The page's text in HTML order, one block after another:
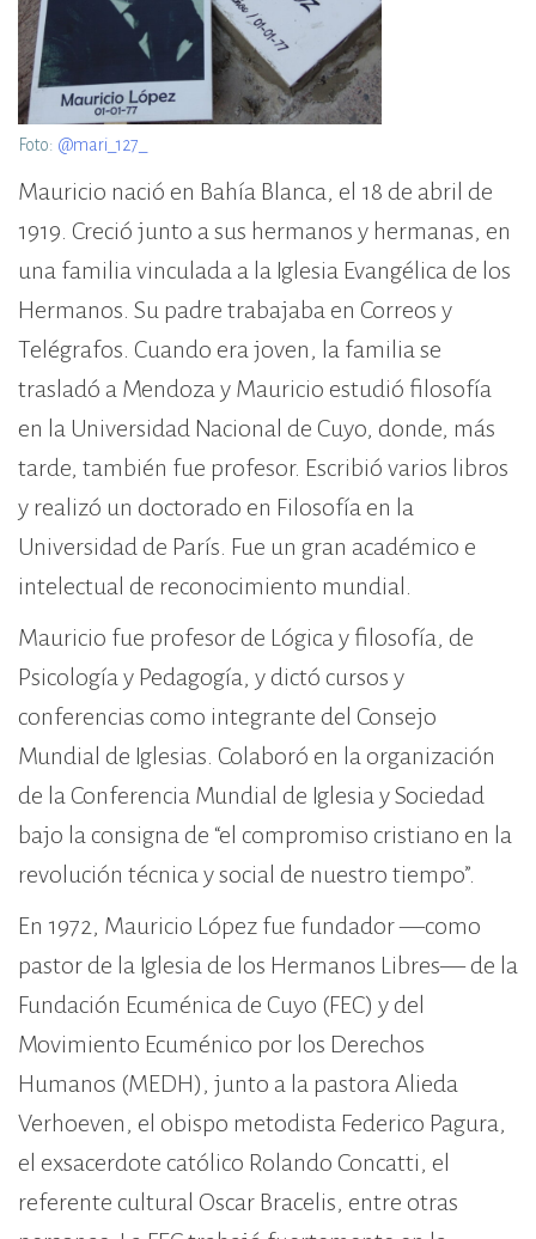
Foto: @mari_127_
Mauricio nació en Bahía Blanca, el 18 de abril de
1919. Creció junto a sus hermanos y hermanas, en
una familia vinculada a la Iglesia Evangélica de los
Hermanos. Su padre trabajaba en Correos y
Telégrafos. Cuando era joven, la familia se
trasladó a Mendoza y Mauricio estudió filosofía
en la Universidad Nacional de Cuyo, donde, más
tarde, también fue profesor. Escribió varios libros
y realizó un doctorado en Filosofía en la
Universidad de París. Fue un gran académico e
intelectual de reconocimiento mundial.
Mauricio fue profesor de Lógica y filosofía, de
Psicología y Pedagogía, y dictó cursos y
conferencias como integrante del Consejo
Mundial de Iglesias. Colaboró en la organización
de la Conferencia Mundial de Iglesia y Sociedad
bajo la consigna de “el compromiso cristiano en la
revolución técnica y social de nuestro tiempo”.
En 1972, Mauricio López fue fundador —como
pastor de la Iglesia de los Hermanos Libres— de la
Fundación Ecuménica de Cuyo (FEC) y del
Movimiento Ecuménico por los Derechos
Humanos (MEDH), junto a la pastora Alieda
Verhoeven, el obispo metodista Federico Pagura,
el exsacerdote católico Rolando Concatti, el
referente cultural Oscar Bracelis, entre otras